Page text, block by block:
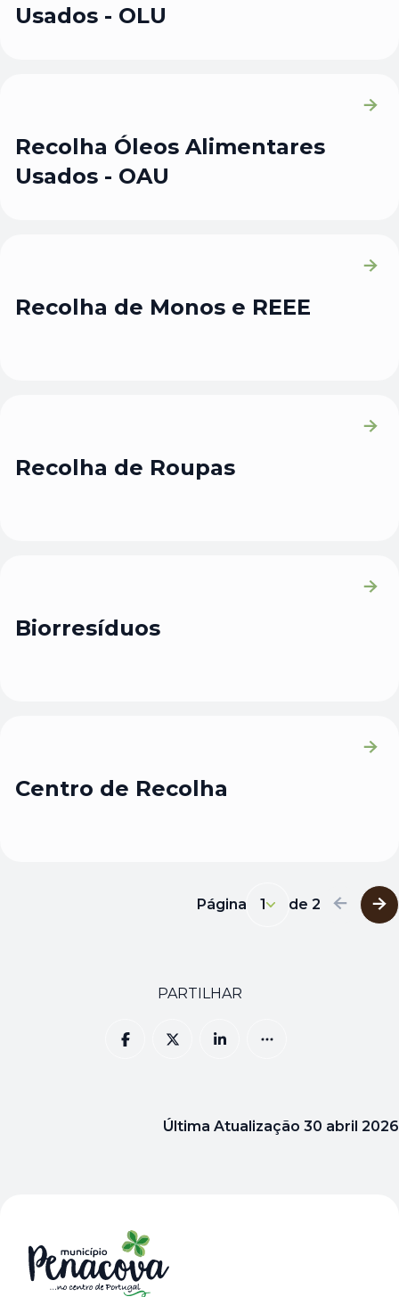
Usados - OLU
Recolha Óleos Alimentares
Usados - OAU
Recolha de Monos e REEE
Recolha de Roupas
Biorresíduos
Centro de Recolha
Página 11 de 2
PARTILHAR
Última Atualização 30 abril 2026